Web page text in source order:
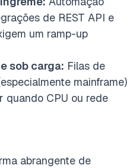
de REST API e
um ramp-up
sob carga: Filas de
mainframe)
quando CPU ou rede
abrangente de